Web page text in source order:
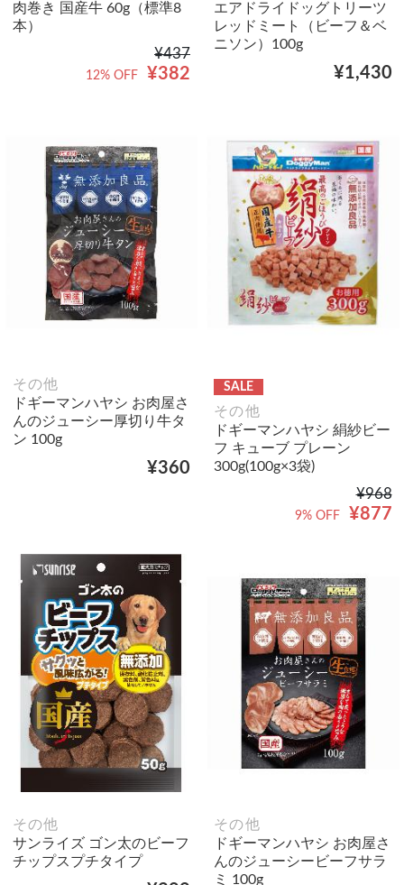
肉巻き 国産牛 60g（標準8
本）
¥437
¥382
12% OFF
エアドライドッグトリーツ
レッドミート（ビーフ＆ベ
ニソン）100g
¥1,430
その他
ドギーマンハヤシ お肉屋さ
んのジューシー厚切り牛タ
ン 100g
¥360
SALE
その他
ドギーマンハヤシ 絹紗ビー
フ キューブ プレーン
300g(100g×3袋)
¥968
¥877
9% OFF
その他
サンライズ ゴン太のビーフ
チップスプチタイプ
その他
ドギーマンハヤシ お肉屋さ
んのジューシービーフサラ
ミ 100g